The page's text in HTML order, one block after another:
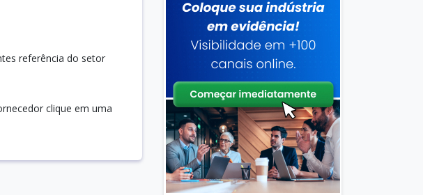
referência do setor
clique em uma